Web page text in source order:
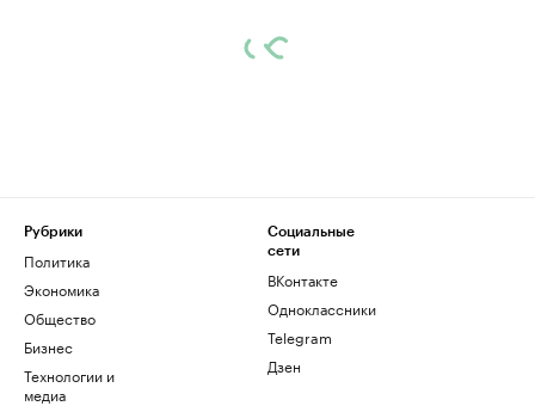
Рубрики
Политика
Экономика
Общество
Бизнес
Технологии и
медиа
Социальные
сети
ВКонтакте
Одноклассники
Telegram
Дзен